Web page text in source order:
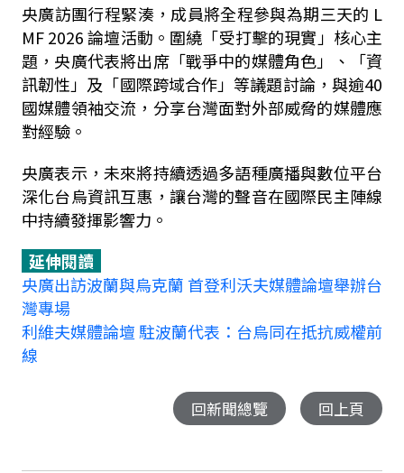
央廣訪團行程緊湊，成員將全程參與為期三天的 L
MF 2026論壇活動。圍繞「受打擊的現實」核心主
題，央廣代表將出席「戰爭中的媒體角色」、「資
訊韌性」及「國際跨域合作」等議題討論，與逾40
國媒體領袖交流，分享台灣面對外部威脅的媒體應
對經驗。
央廣表示，未來將持續透過多語種廣播與數位平台
深化台烏資訊互惠，讓台灣的聲音在國際民主陣線
中持續發揮影響力。
延伸閱讀
央廣出訪波蘭與烏克蘭 首登利沃夫媒體論壇舉辦台
灣專場
利維夫媒體論壇 駐波蘭代表：台烏同在抵抗威權前
線
回新聞總覽 回上頁